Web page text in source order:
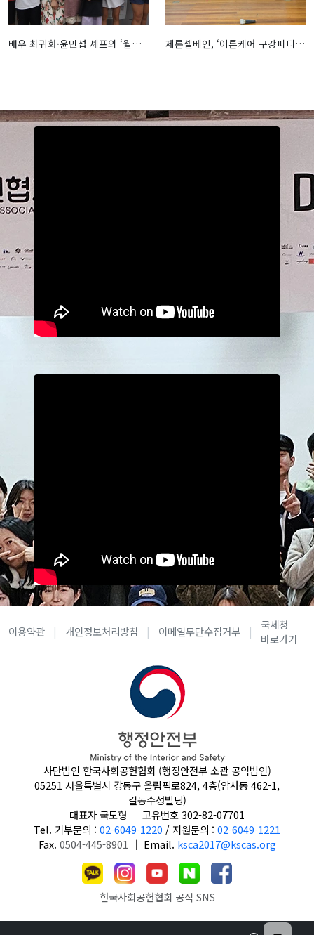
배우 최귀화·윤민섭 셰프의 ‘월요식탁’ 성황리 마쳐… 솔선수범 진정성 빛났다 - 퍼블릭뉴스통신(Public news-network for TTL) 제론셀베인, ‘이튼케어 구강피디알엔’ 후원으로 어르신 구강 건강증진 및 사회공헌활동 박차 - 퍼블릭뉴스통신(Public news-network for TTL)
이용약관 개인정보처리방침 이메일무단수집거부
국세청
바로가기
사단법인 한국사회공헌협회 (행정안전부 소관 공익법인)
05251 서울특별시 강동구 올림픽로824, 4층(암사동 462-1,
길동수성빌딩)
대표자 국도형 ｜ 고유번호 302-82-07701
Tel. 기부문의 : 02-6049-1220 /지원문의 : 02-6049-1221
Fax. 0504-445-8901 ｜ Email. ksca2017@kscas.org
한국사회공헌협회 공식 SNS